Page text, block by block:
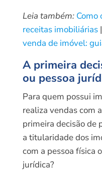
Leia também: Como
receitas imobiliárias|
venda de imóvel:
A primeira
ou pessoa
Para quem possui
realiza vendas com
primeira decisão de
a titularidade dos
com a pessoa física
jurídica?